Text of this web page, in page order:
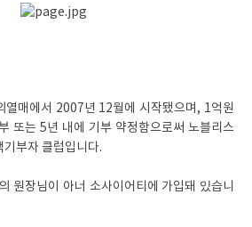
열매에서 2007년 12월에 시작됐으며, 1억원
또는 5년 내에 기부 약정함으로써 노블리스
부자 클럽입니다.
원장님이 아너 소사이어티에 가입돼 있습니